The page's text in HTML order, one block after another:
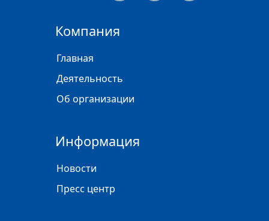
Компания
Главная
Деятельность
Об организации
Информация
Новости
Пресс центр